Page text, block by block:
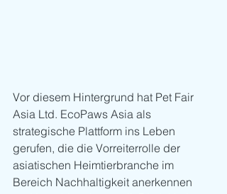
Vor diesem Hintergrund hat Pet Fair
Asia Ltd. EcoPaws Asia als
strategische Plattform ins Leben
gerufen, die die Vorreiterrolle der
asiatischen Heimtierbranche im
Bereich Nachhaltigkeit anerkennen